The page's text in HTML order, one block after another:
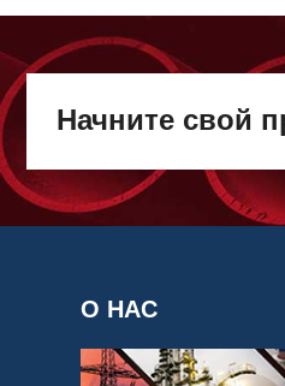
Начните свой
О НАС